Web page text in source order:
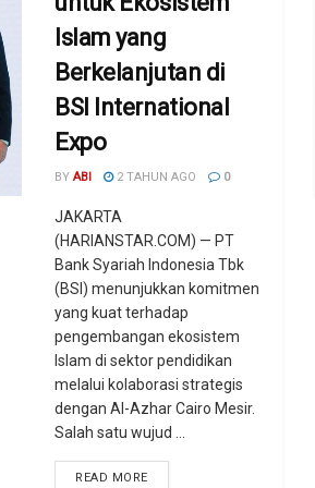
Islam yang
Berkelanjutan di
BSI International
Expo
BY ABI 2 TAHUN AGO 0
JAKARTA
(HARIANSTAR.COM) — PT
Bank Syariah Indonesia Tbk
(BSI) menunjukkan komitmen
yang kuat terhadap
pengembangan ekosistem
Islam di sektor pendidikan
melalui kolaborasi strategis
dengan Al-Azhar Cairo Mesir.
Salah satu wujud ...
READ MORE